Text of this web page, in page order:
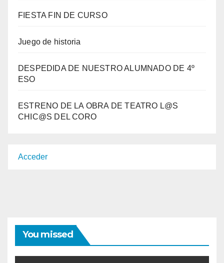
FIESTA FIN DE CURSO
Juego de historia
DESPEDIDA DE NUESTRO ALUMNADO DE 4º
ESO
ESTRENO DE LA OBRA DE TEATRO L@S
CHIC@S DEL CORO
Acceder
You missed